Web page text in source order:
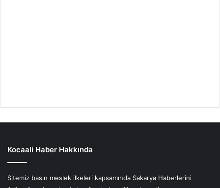
Kocaali Haber Hakkında
Sitemiz basın meslek ilkeleri kapsamında Sakarya Haberlerini